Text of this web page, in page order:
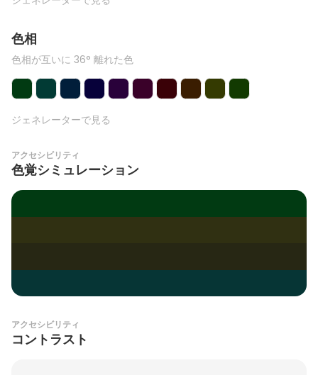
色相
色相が互いに 36° 離れた色
ジェネレーターで見る
アクセシビリティ
色覚シミュレーション
アクセシビリティ
コントラスト